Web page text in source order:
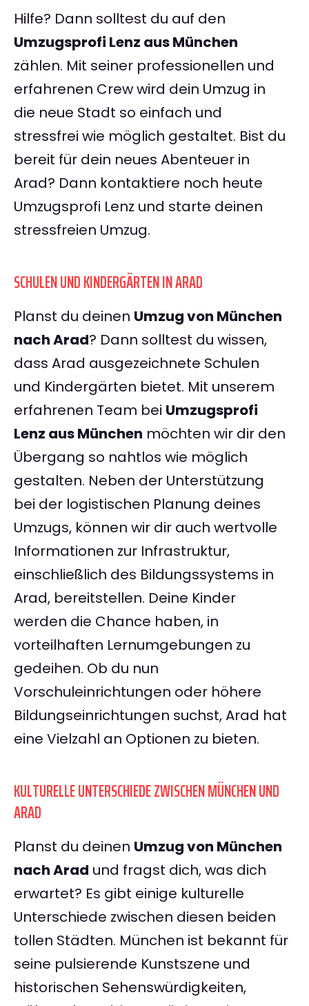
Hilfe? Dann solltest du auf den
Umzugsprofi Lenz aus München
zählen. Mit seiner professionellen und
erfahrenen Crew wird dein Umzug in
die neue Stadt so einfach und
stressfrei wie möglich gestaltet. Bist du
bereit für dein neues Abenteuer in
Arad? Dann kontaktiere noch heute
Umzugsprofi Lenz und starte deinen
stressfreien Umzug.
SCHULEN UND KINDERGÄRTEN IN ARAD
Planst du deinen Umzug von München
nach Arad? Dann solltest du wissen,
dass Arad ausgezeichnete Schulen
und Kindergärten bietet. Mit unserem
erfahrenen Team bei Umzugsprofi
Lenz aus München möchten wir dir den
Übergang so nahtlos wie möglich
gestalten. Neben der Unterstützung
bei der logistischen Planung deines
Umzugs, können wir dir auch wertvolle
Informationen zur Infrastruktur,
einschließlich des Bildungssystems in
Arad, bereitstellen. Deine Kinder
werden die Chance haben, in
vorteilhaften Lernumgebungen zu
gedeihen. Ob du nun
Vorschuleinrichtungen oder höhere
Bildungseinrichtungen suchst, Arad hat
eine Vielzahl an Optionen zu bieten.
KULTURELLE UNTERSCHIEDE ZWISCHEN MÜNCHEN UND
ARAD
Planst du deinen Umzug von München
nach Arad und fragst dich, was dich
erwartet? Es gibt einige kulturelle
Unterschiede zwischen diesen beiden
tollen Städten. München ist bekannt für
seine pulsierende Kunstszene und
historischen Sehenswürdigkeiten,